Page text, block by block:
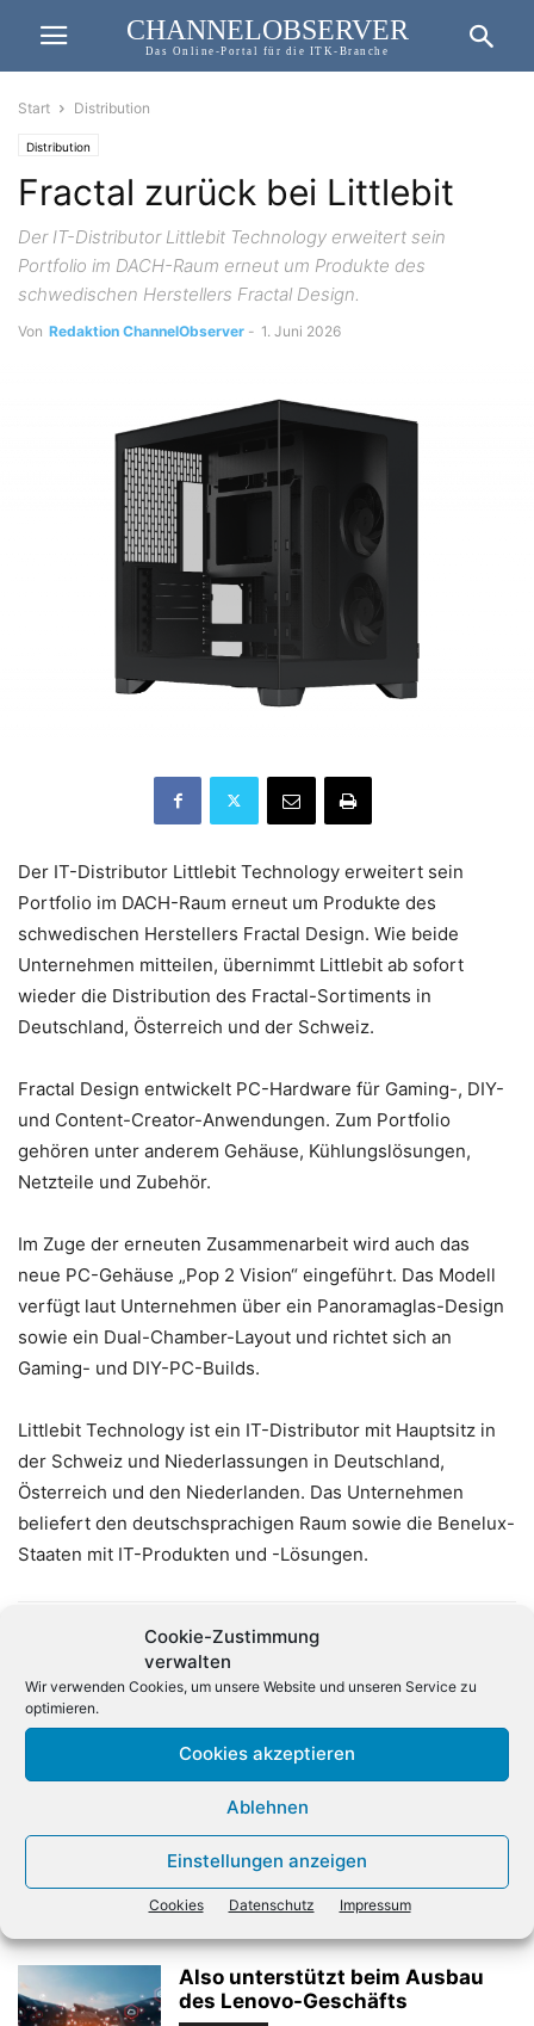
Cookie-Zustimmung
verwalten
Wir verwenden Cookies, um unsere Website und unseren Service zu
optimieren.
Cookies akzeptieren
Ablehnen
Einstellungen anzeigen
Cookies Datenschutz Impressum
CHANNELOBSERVER
Das Online-Portal für die ITK-Branche
Start Distribution
Distribution
Fractal zurück bei Littlebit
Der IT-Distributor Littlebit Technology erweitert sein
Portfolio im DACH-Raum erneut um Produkte des
schwedischen Herstellers Fractal Design.
Von Redaktion ChannelObserver - 1. Juni 2026
Der IT-Distributor Littlebit Technology erweitert sein
Portfolio im DACH-Raum erneut um Produkte des
schwedischen Herstellers Fractal Design. Wie beide
Unternehmen mitteilen, übernimmt Littlebit ab sofort
wieder die Distribution des Fractal-Sortiments in
Deutschland, Österreich und der Schweiz.
Fractal Design entwickelt PC-Hardware für Gaming-, DIY-
und Content-Creator-Anwendungen. Zum Portfolio
gehören unter anderem Gehäuse, Kühlungslösungen,
Netzteile und Zubehör.
Im Zuge der erneuten Zusammenarbeit wird auch das
neue PC-Gehäuse „Pop 2 Vision“ eingeführt. Das Modell
verfügt laut Unternehmen über ein Panoramaglas-Design
sowie ein Dual-Chamber-Layout und richtet sich an
Gaming- und DIY-PC-Builds.
Littlebit Technology ist ein IT-Distributor mit Hauptsitz in
der Schweiz und Niederlassungen in Deutschland,
Österreich und den Niederlanden. Das Unternehmen
beliefert den deutschsprachigen Raum sowie die Benelux-
Staaten mit IT-Produkten und -Lösungen.
erstem Quartal 2026
Verwandte Artikel
Also unterstützt beim Ausbau
des Lenovo-Geschäfts